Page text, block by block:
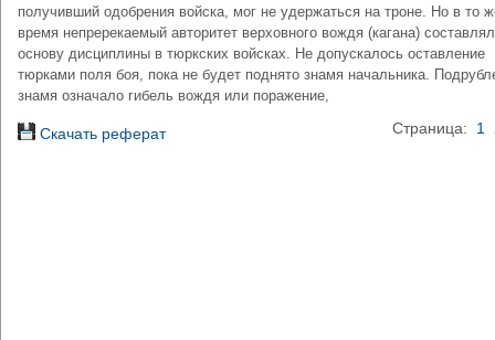
получивший одобрения войска, мог не удержаться на троне. Но в то
время непререкаемый авторитет верховного вождя (кагана) составлял
основу дисциплины в тюркских войсках. Не допускалось оставление
тюрками поля боя, пока не будет поднято знамя начальника.
знамя означало гибель вождя или поражение,
Скачать реферат Страница: 1